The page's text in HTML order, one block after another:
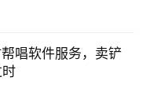
唱软件服务，卖铲